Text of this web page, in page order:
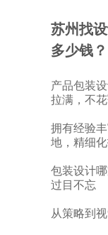
苏州找
多少钱？
产品包装
拉满，不
拥有经验
地，精细
包装设计
过目不忘
从策略到